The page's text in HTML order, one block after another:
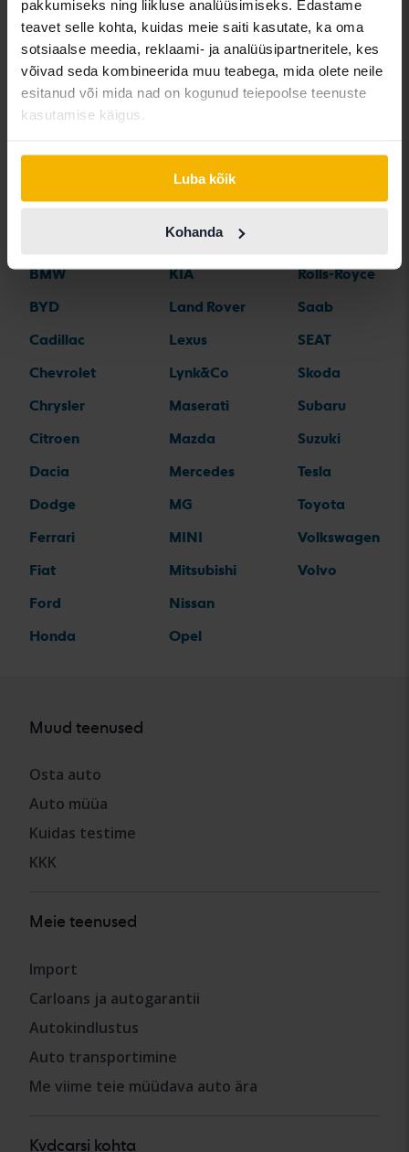
pakkumiseks ning liikluse analüüsimiseks. Edastame
teavet selle kohta, kuidas meie saiti kasutate, ka oma
sotsiaalse meedia, reklaami- ja analüüsipartneritele, kes
võivad seda kombineerida muu teabega, mida olete neile
esitanud või mida nad on kogunud teiepoolse teenuste
kasutamise käigus.
Luba kõik
Kohanda
Automargid
Audi
BMW
BYD
Cadillac
Chevrolet
Chrysler
Citroen
Dacia
Dodge
Ferrari
Fiat
Ford
Honda
Iveco
Jaguar
Jeep
KIA
Land Rover
Lexus
Lynk&Co
Maserati
Mazda
Mercedes
MG
MINI
Mitsubishi
Nissan
Opel
Porsche
Rolls-Royce
Saab
SEAT
Skoda
Subaru
Suzuki
Tesla
Toyota
Volkswagen
Volvo
Muud teenused
Osta auto
Auto müüa
Kuidas testime
KKK
Meie teenused
Import
Carloans ja autogarantii
Autokindlustus
Auto transportimine
Me viime teie müüdava auto ära
Kvdcarsi kohta